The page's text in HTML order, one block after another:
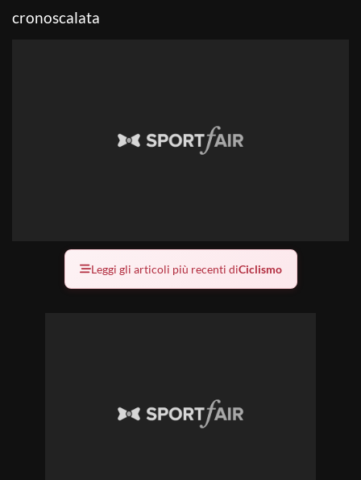
cronoscalata
Leggi gli articoli più recenti diCiclismo